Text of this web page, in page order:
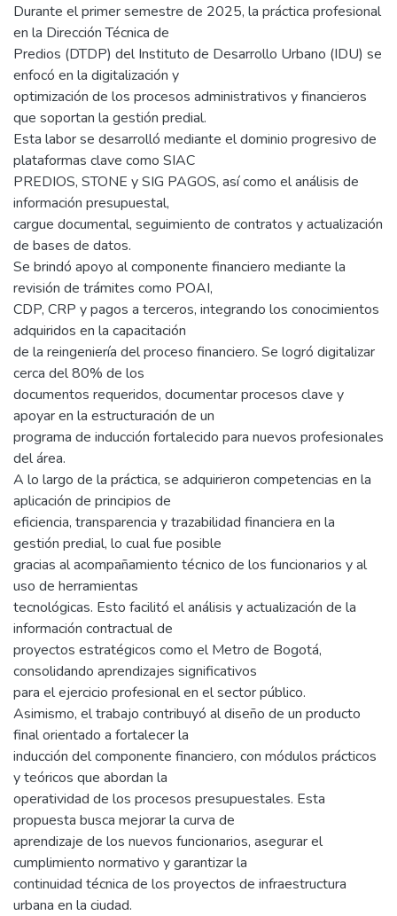
Durante el primer semestre de 2025, la práctica profesional
en la Dirección Técnica de
Predios (DTDP) del Instituto de Desarrollo Urbano (IDU) se
enfocó en la digitalización y
optimización de los procesos administrativos y financieros
que soportan la gestión predial.
Esta labor se desarrolló mediante el dominio progresivo de
plataformas clave como SIAC
PREDIOS, STONE y SIG PAGOS, así como el análisis de
información presupuestal,
cargue documental, seguimiento de contratos y actualización
de bases de datos.
Se brindó apoyo al componente financiero mediante la
revisión de trámites como POAI,
CDP, CRP y pagos a terceros, integrando los conocimientos
adquiridos en la capacitación
de la reingeniería del proceso financiero. Se logró digitalizar
cerca del 80% de los
documentos requeridos, documentar procesos clave y
apoyar en la estructuración de un
programa de inducción fortalecido para nuevos profesionales
del área.
A lo largo de la práctica, se adquirieron competencias en la
aplicación de principios de
eficiencia, transparencia y trazabilidad financiera en la
gestión predial, lo cual fue posible
gracias al acompañamiento técnico de los funcionarios y al
uso de herramientas
tecnológicas. Esto facilitó el análisis y actualización de la
información contractual de
proyectos estratégicos como el Metro de Bogotá,
consolidando aprendizajes significativos
para el ejercicio profesional en el sector público.
Asimismo, el trabajo contribuyó al diseño de un producto
final orientado a fortalecer la
inducción del componente financiero, con módulos prácticos
y teóricos que abordan la
operatividad de los procesos presupuestales. Esta
propuesta busca mejorar la curva de
aprendizaje de los nuevos funcionarios, asegurar el
cumplimiento normativo y garantizar la
continuidad técnica de los proyectos de infraestructura
urbana en la ciudad.